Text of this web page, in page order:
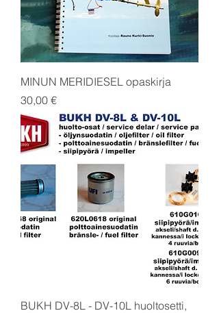
MINUN MERIDIESEL opaskirja
Price
30,00 €
BUKH DV-8L - DV-10L huoltosetti,